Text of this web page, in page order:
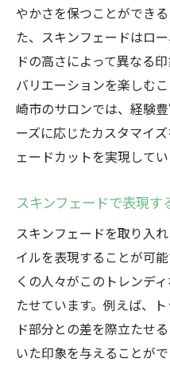
高崎市で体感す
スキンフェード
高崎市で人気の
探る
スキンフェー
高崎市で人気急上昇
ローからハイま
ーション
高崎市でのスキ
スキンフェード
演出
高崎市のサロン
多様性
やかさを保つことができ
た、スキンフェードはロ
ドの高さによって異なる
バリエーションを楽しむ
崎市のサロンでは、経験
ーズに応じたカスタマイ
ェードカットを実現してい
スキンフェードで表現す
スキンフェードを取り入
イルを表現することが可
くの人々がこのトレンデ
たせています。例えば、
ド部分との差を際立たせ
いた印象を与えることが